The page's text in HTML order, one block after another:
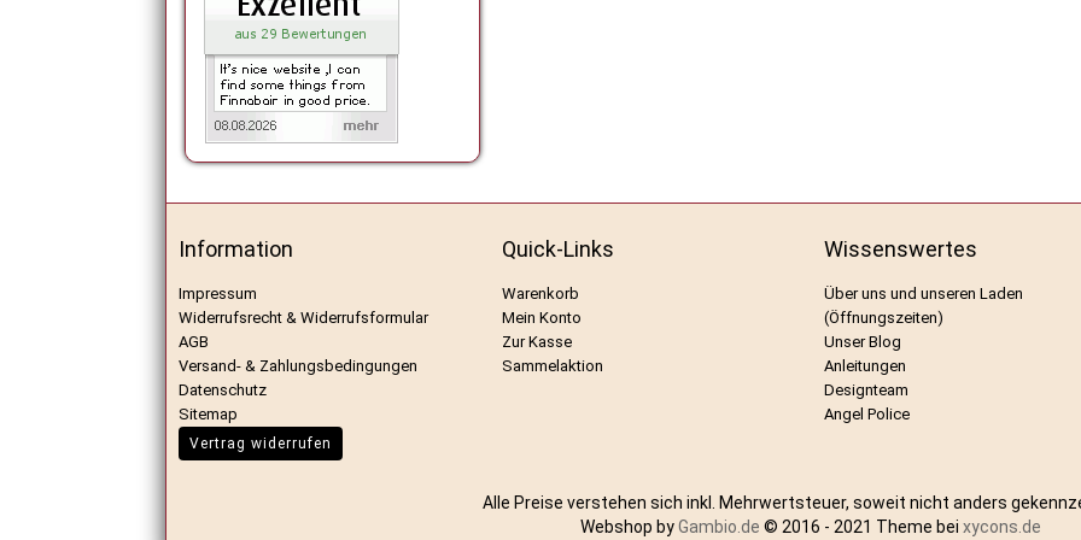
Information
Impressum
Widerrufsrecht & Widerrufsformular
AGB
Versand- & Zahlungsbedingungen
Datenschutz
Sitemap
Vertrag widerrufen
Quick-Links
Warenkorb
Mein Konto
Zur Kasse
Sammelaktion
Wissenswertes
Über uns und unseren Laden
(Öffnungszeiten)
Unser Blog
Anleitungen
Designteam
Angel Police
Alle Preise verstehen sich inkl. Mehrwertsteuer, soweit nicht anders
Webshop byGambio.de © 2016 - 2021 Theme bei xycons.de